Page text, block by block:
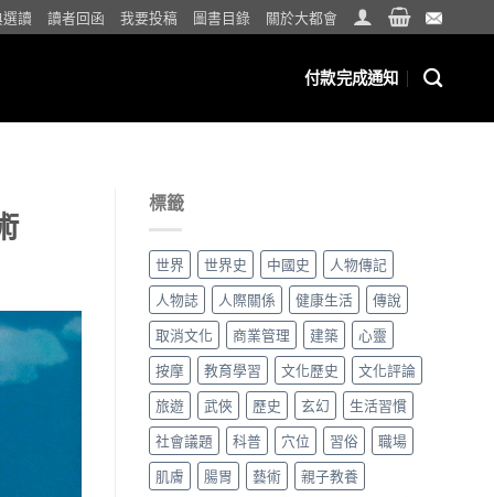
讀 讀者回函 我要投稿 圖書目錄 關於大都會
付款完成通知
標籤
世界 世界史 中國史
人物傳記
人物誌
人際關係 健康生活
傳說
取消文化
商業管理 建築
心靈
按摩
教育學習 文化歷史
文化評論
旅遊
武俠 歷史 玄幻
生活習慣
社會議題
科普 穴位 習俗
職場
肌膚
腸胃 藝術
親子教養